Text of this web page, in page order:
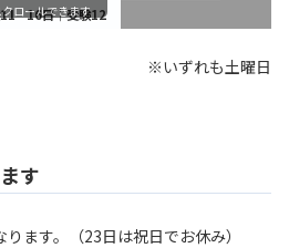
16日│受験12
ロールできます
※いずれも土曜日
す
ります。（23日は祝日でお休み）